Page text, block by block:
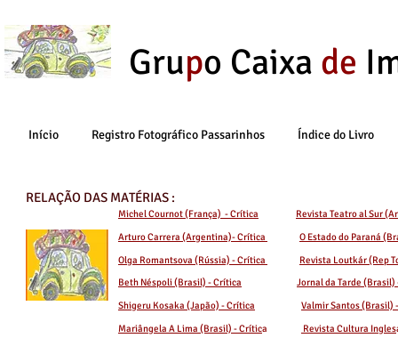
Grupo Caixa de
Início Registro Fotográfico Passarinhos Índice do Livro
Michel Cournot (França) - Crítica
Revista Teatro al Sur
Arturo Carrera (Argentina)- Crítica
O Estado do Paraná
Olga Romantsova (Rússia) - Crítica
Revista Loutkár (Rep
Beth Néspoli (Brasil) - Crítica
Jornal da Tarde
Shigeru Kosaka (Japão) - Crítica
Valmir Santos (Brasil)
Mariângela A Lima (Brasil) - Crítica Revista Cultura Ingles
RELAÇÃO DAS MATÉRIAS :